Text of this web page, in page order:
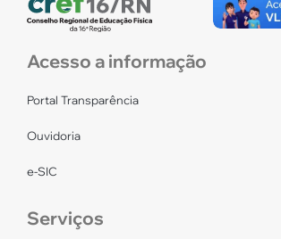
Acesso a informação
Portal Transparência
Ouvidoria
e-SIC
Serviços